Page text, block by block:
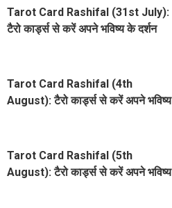
Tarot Card Rashifal (31st July):
टैरो कार्ड्स से करें अपने भविष्य के दर्शन
Tarot Card Rashifal (4th
August): टैरो कार्ड्स से करें अपने भविष्य
Tarot Card Rashifal (5th
August): टैरो कार्ड्स से करें अपने भविष्य